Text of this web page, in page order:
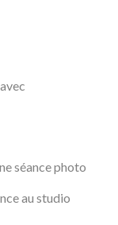
séance photo
au studio